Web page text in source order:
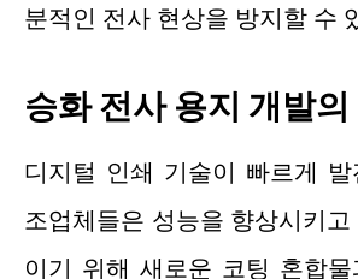
분적인 전사 현상을 방지할 수
승화 전사 용지 개발
디지털 인쇄 기술이 빠르게
조업체들은 성능을 향상시키
이기 위해 새로운 코팅 혼합